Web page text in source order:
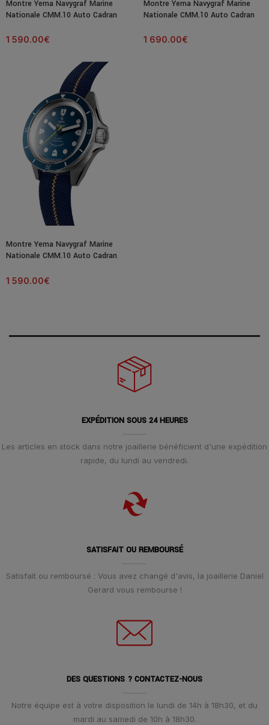
Montre Yema Navygraf Marine
Nationale CMM.10 Auto Cadran
1 590.00€
Montre Yema Navygraf Marine
Nationale CMM.10 Auto Cadran
1 690.00€
Montre Yema Navygraf Marine
Nationale CMM.10 Auto Cadran
1 590.00€
EXPÉDITION SOUS 24 HEURES
Les articles en stock dans notre joaillerie bénéficient d'une expédition
rapide, du lundi au vendredi.
SATISFAIT OU REMBOURSÉ
Satisfait ou remboursé : Vous avez changé d'avis, la joaillerie Daniel
Gerard vous rembourse !
DES QUESTIONS ? CONTACTEZ-NOUS
Notre équipe est à votre disposition le lundi de 14h à 18h30, et du
mardi au samedi de 10h à 18h30.